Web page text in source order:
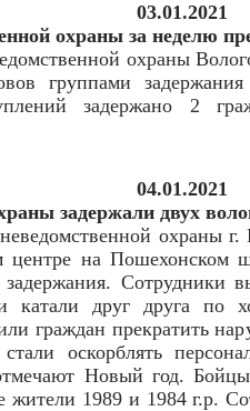
03.01.2021
охраны за неделю
охраны
группами
задержано 2
04.01.2021
задержали двух
охраны
центре на Пошехонском
Сотрудники
катали друг друга по
граждан прекратить
оскорблять
Новый год.
жители 1989 и 1984 г.р.